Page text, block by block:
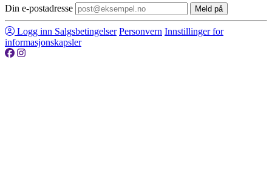
Din e-postadresse Meld på
Logg inn Salgsbetingelser Personvern Innstillinger for
informasjonskapsler